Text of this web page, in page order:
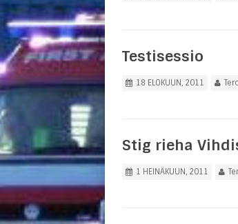
Testisessio
18 ELOKUUN, 2011
Stig rieha
1 HEINÄKUUN, 2011